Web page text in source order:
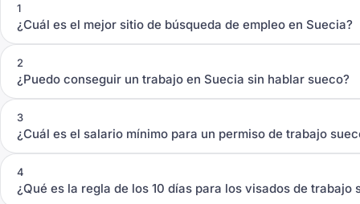
1
¿Cuál es el mejor sitio de búsqueda de empleo en Suecia?
2
¿Puedo conseguir un trabajo en Suecia sin hablar sueco?
3
¿Cuál es el salario mínimo para un permiso de trabajo
4
¿Qué es la regla de los 10 días para los visados de trabajo